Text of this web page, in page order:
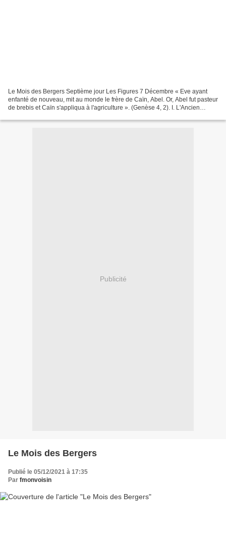
Le Mois des Bergers Septième jour Les Figures 7 Décembre « Eve ayant
enfanté de nouveau, mit au monde le frère de Caïn, Abel. Or, Abel fut pasteur
de brebis et Caïn s'appliqua à l'agriculture ». (Genèse 4, 2). I. L'Ancien
Publicité
Le Mois des Bergers
Publié le 05/12/2021 à 17:35
Par fmonvoisin